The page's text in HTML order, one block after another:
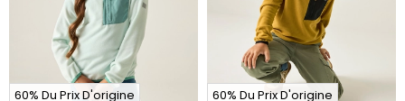
60% Du Prix D'origine 60% Du Prix D'origine